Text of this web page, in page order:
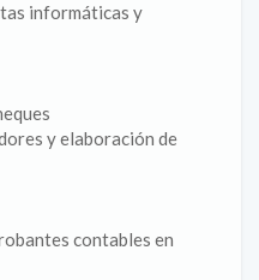
informáticas y
y elaboración de
contables en